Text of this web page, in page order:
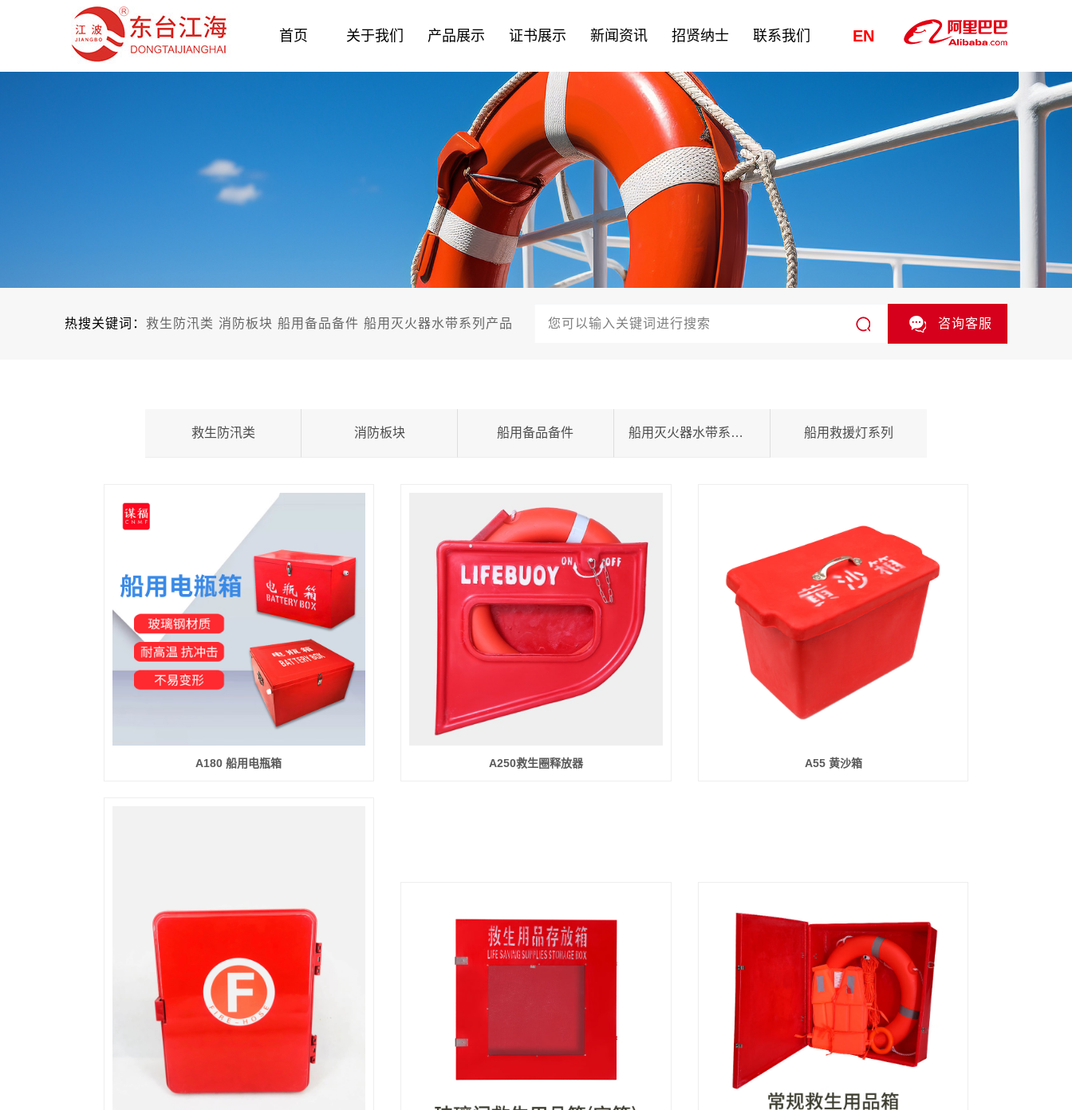
首页 关于我们 产品展示 证书展示 新闻资讯 招贤纳士 联系我们 EN
热搜关键词： 救生防汛类 消防板块 船用备品备件 船用灭火器水带系列产品 咨询客服
救生防汛类 消防板块 船用备品备件 船用灭火器水带系列产品 船用救援灯系列
A180 船用电瓶箱 A250救生圈释放器 A55 黄沙箱